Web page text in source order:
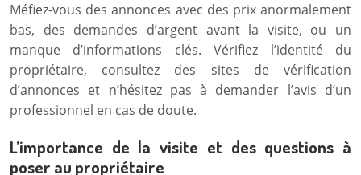
Méfiez-vous des annonces avec des prix anormalement
bas, des demandes d’argent avant la visite, ou un
manque d’informations clés. Vérifiez l’identité du
propriétaire, consultez des sites de vérification
d’annonces et n’hésitez pas à demander l’avis d’un
professionnel en cas de doute.
L’importance de la visite et des questions à
poser au propriétaire